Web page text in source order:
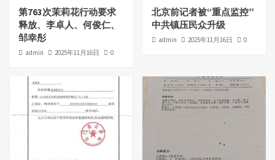
第763次茉莉花行动要求
释放、李卓人、何俊仁、
邹幸彤
admin 2025年11月16日 0
北京前记者被“重点监控”
中共镇压民众升级
admin 2025年11月16日 0